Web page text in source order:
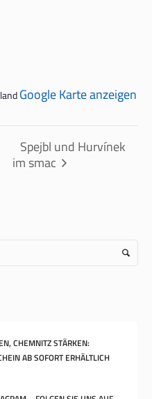
Google Karte anzeigen
Spejbl und Hurvínek
im smac
CHEMNITZ STÄRKEN:
AB SOFORT ERHÄLTLICH